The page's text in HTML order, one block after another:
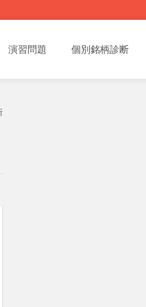
演習問題 個別銘柄診断